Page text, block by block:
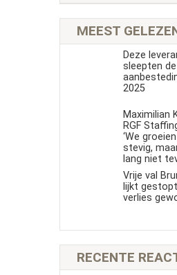
MEEST
Deze
sleepten
2025
Maximilian
RGF
‘We
stevig,
lang niet
Vrije val
lijkt
verlies
RECENTE